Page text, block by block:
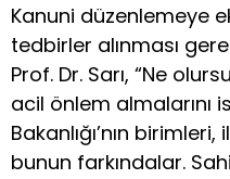
Kanuni düzenlemeye
tedbirler alınması
Prof. Dr. Sarı, “Ne
acil önlem almalarını
Bakanlığı’nın
bunun farkındalar.